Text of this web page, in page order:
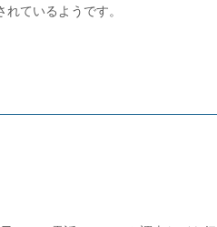
ているようです。